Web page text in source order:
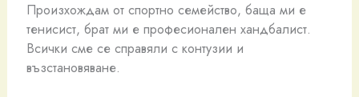
Произхождам от спортно семейство, баща ми е
тенисист, брат ми е професионален хандбалист.
Всички сме се справяли с контузии и
възстановяване.